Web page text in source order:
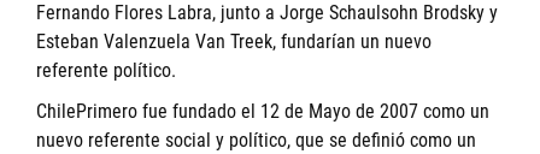
Fernando Flores Labra, junto a Jorge Schaulsohn Brodsky y
Esteban Valenzuela Van Treek, fundarían un nuevo
referente político.
ChilePrimero fue fundado el 12 de Mayo de 2007 como un
nuevo referente social y político, que se definió como un